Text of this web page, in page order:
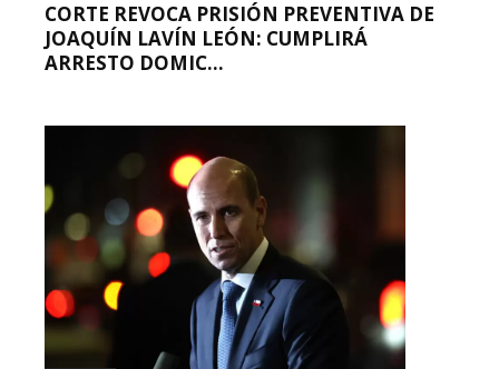
CORTE REVOCA PRISIÓN PREVENTIVA DE
JOAQUÍN LAVÍN LEÓN: CUMPLIRÁ
ARRESTO DOMIC...